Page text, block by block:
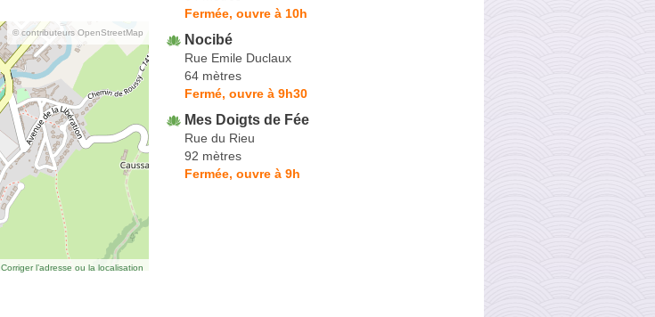
© contributeurs OpenStreetMap
Corriger l’adresse ou la localisation
Fermée, ouvre à 10h
Nocibé
Rue Emile Duclaux
64 mètres
Fermé, ouvre à 9h30
Mes Doigts de Fée
Rue du Rieu
92 mètres
Fermée, ouvre à 9h